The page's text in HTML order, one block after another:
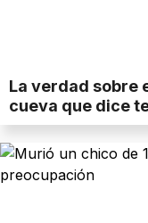
La verdad sobre
cueva que dice